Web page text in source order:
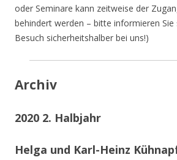
oder Seminare kann zeitweise der
behindert werden – bitte informieren Sie
Besuch sicherheitshalber bei uns!)
Archiv
2020 2. Halbjahr
Helga und Karl-Heinz